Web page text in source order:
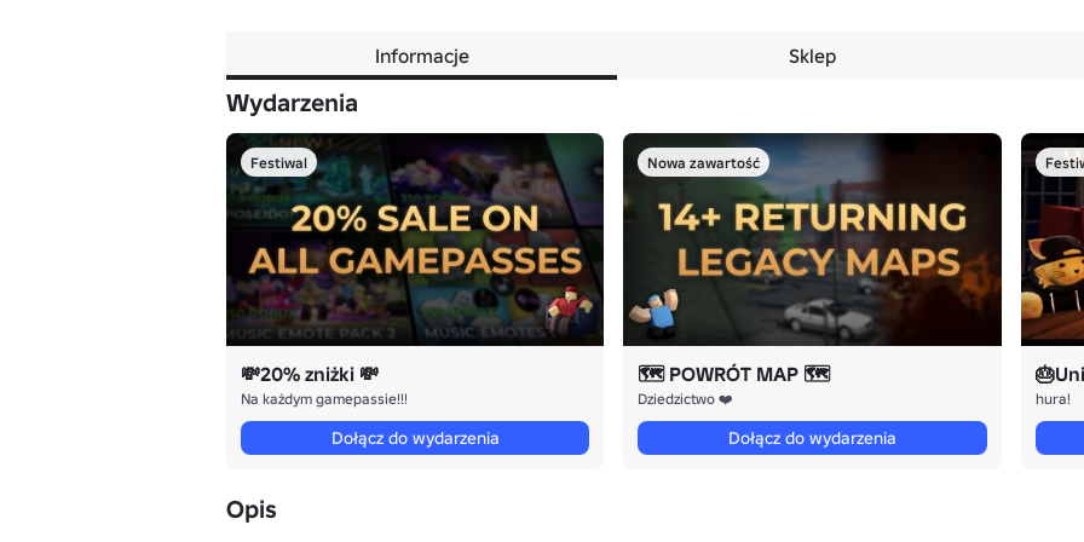
Informacje Sklep
Wydarzenia
Festiwal
💸20% zniżki 💸
Na każdym gamepassie!!!
Dołącz do wydarzenia
Nowa zawartość
🗺️ POWRÓT MAP 🗺️
Dziedzictwo ❤️
Dołącz do wydarzenia
hura!
Opis